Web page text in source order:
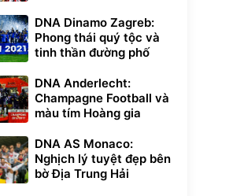
DNA Dinamo Zagreb:
Phong thái quý tộc và
tinh thần đường phố
DNA Anderlecht:
Champagne Football và
màu tím Hoàng gia
DNA AS Monaco:
Nghịch lý tuyệt đẹp bên
bờ Địa Trung Hải